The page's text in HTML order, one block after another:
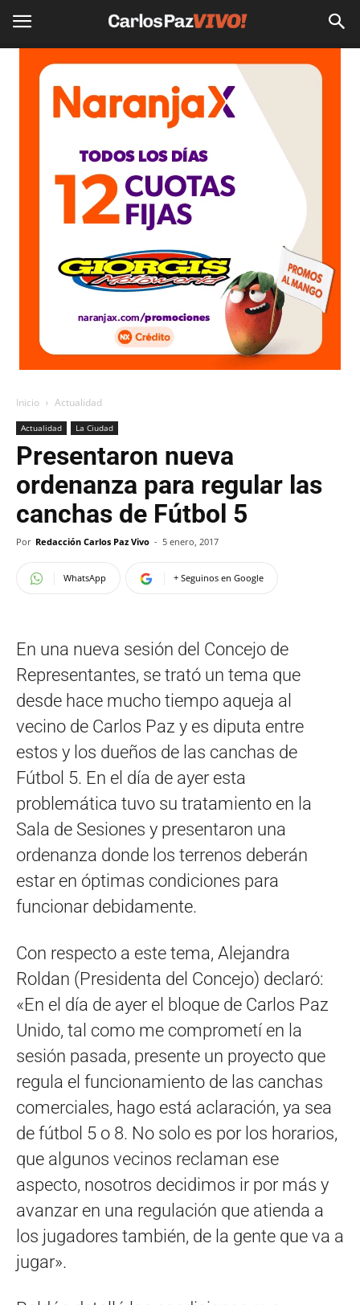
Inicio Actualidad
Actualidad La Ciudad
Presentaron nueva
ordenanza para regular las
canchas de Fútbol 5
Por Redacción Carlos Paz Vivo - 5 enero, 2017
WhatsApp + Seguinos en Google
En una nueva sesión del Concejo de
Representantes, se trató un tema que
desde hace mucho tiempo aqueja al
vecino de Carlos Paz y es diputa entre
estos y los dueños de las canchas de
Fútbol 5. En el día de ayer esta
problemática tuvo su tratamiento en la
Sala de Sesiones y presentaron una
ordenanza donde los terrenos deberán
estar en óptimas condiciones para
funcionar debidamente.
Con respecto a este tema, Alejandra
Roldan (Presidenta del Concejo) declaró:
«En el día de ayer el bloque de Carlos Paz
Unido, tal como me comprometí en la
sesión pasada, presente un proyecto que
regula el funcionamiento de las canchas
comerciales, hago está aclaración, ya sea
de fútbol 5 o 8. No solo es por los horarios,
que algunos vecinos reclaman ese
aspecto, nosotros decidimos ir por más y
avanzar en una regulación que atienda a
los jugadores también, de la gente que va a
jugar».